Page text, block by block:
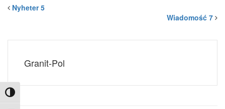
Toggle High Contrast
Nyheter 5
Wiadomość 7
Granit-Pol